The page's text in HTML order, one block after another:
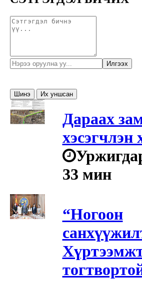
Илгээх
Шинэ Их уншсан
Дараах
хэсэгчлэн
33 мин
“Ногоон